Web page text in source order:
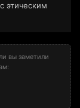
этическим
вы заметили